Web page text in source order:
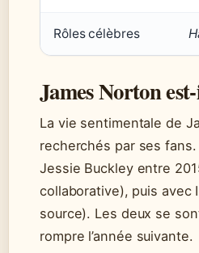
Rôles célèbres
James Norton
La vie sentimentale de
recherchés par ses fans.
Jessie Buckley entre
collaborative), puis avec
source). Les deux se
rompre l’année suivante.